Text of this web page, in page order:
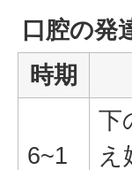
口腔の発
時期
6~1
下
え